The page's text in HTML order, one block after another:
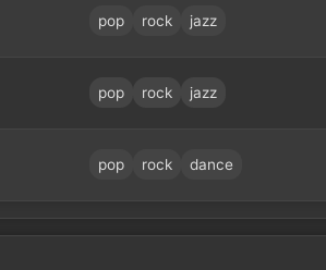
pop rock jazz
pop rock jazz
pop rock dance